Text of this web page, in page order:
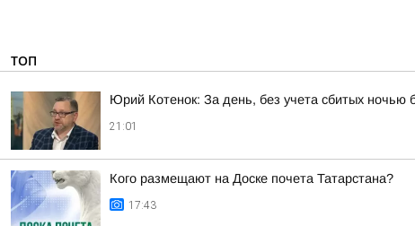
ТОП
Юрий Котенок: За день, без учета сбитых ночью
21:01
Кого размещают на Доске почета Татарстана?
17:43